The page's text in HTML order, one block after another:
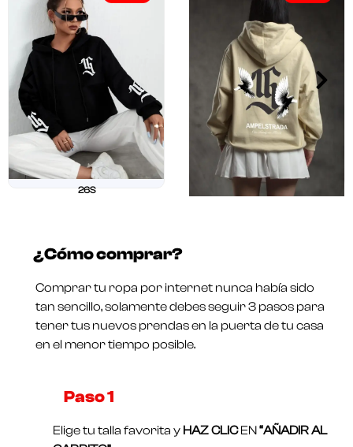
26S
en
0
de
5
¿Cómo comprar?
Comprar tu ropa por internet nunca había sido
tan sencillo, solamente debes seguir 3 pasos para
tener tus nuevos prendas en la puerta de tu casa
en el menor tiempo posible.
Paso 1​
Elige tu talla favorita y HAZ CLICEN “AÑADIR AL